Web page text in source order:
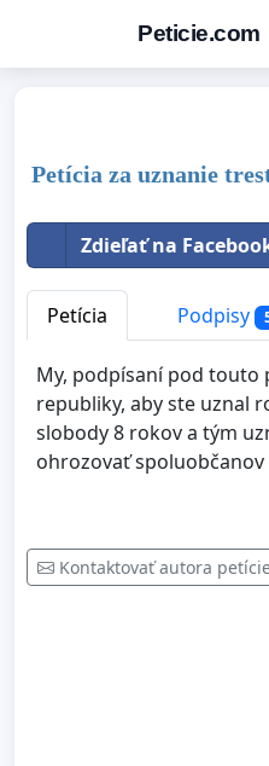
Peticie.com
Petícia za uznanie
Zdieľať na
Petícia Podpisy
My, podpísaní pod touto
republiky, aby ste uznal
slobody 8 rokov a tým
ohrozovať spoluobčanov
Kontaktovať autora